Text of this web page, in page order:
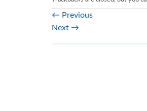
← Previous
Next →